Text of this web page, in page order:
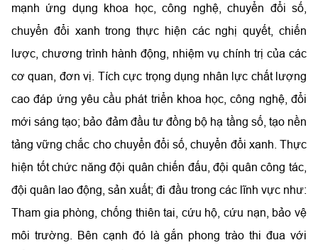
mạnh ứng dụng khoa học, công nghệ, chuyển đổi số,
chuyển đổi xanh trong thực hiện các nghị quyết, chiến
lược, chương trình hành động, nhiệm vụ chính trị của các
cơ quan, đơn vị. Tích cực trọng dụng nhân lực chất lượng
cao đáp ứng yêu cầu phát triển khoa học, công nghệ, đổi
mới sáng tạo; bảo đảm đầu tư đồng bộ hạ tầng số, tạo nền
tảng vững chắc cho chuyển đổi số, chuyển đổi xanh. Thực
hiện tốt chức năng đội quân chiến đấu, đội quân công tác,
đội quân lao động, sản xuất; đi đầu trong các lĩnh vực như:
Tham gia phòng, chống thiên tai, cứu hộ, cứu nạn, bảo vệ
môi trường. Bên cạnh đó là gắn phong trào thi đua với